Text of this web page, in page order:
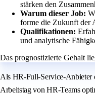
stärken den
Warum dieser Job:
forme die Zukunft der
Qualifikationen:
und analytische
Das prognostizierte Gehalt
Als HR-Full-Service-Anbieter
Arbeitstag von HR-Teams